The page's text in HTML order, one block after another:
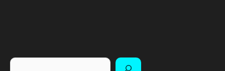
Buscar